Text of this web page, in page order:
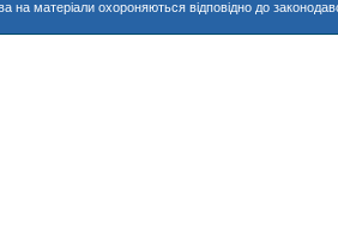
на матеріали охороняються відповідно до